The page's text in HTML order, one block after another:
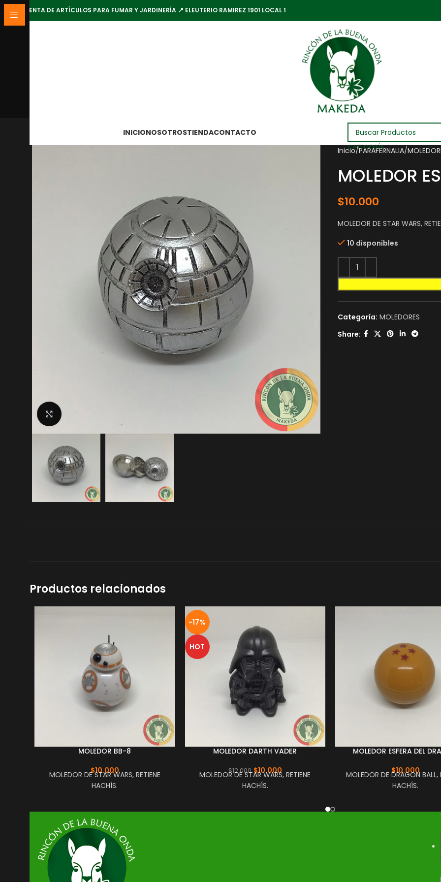
VENTA DE ARTÍCULOS PARA FUMAR Y JARDINERÍA 📍 ELEUTERIO RAMIREZ 1901 LOCAL 1
INICIONOSOTROSTIENDACONTACTO
CATEGORÍA
Inicio PARAFERNALIA
MOLEDOR
$10.000
MOLEDOR DE STAR WARS,
10 disponibles
Categoría: MOLEDORES
Share:
Productos relacionados
MOLEDOR BB-8
$10.000
MOLEDOR DE STAR WARS, RETIENE
HACHÍS.
-17%
HOT
MOLEDOR DARTH VADER
$12.000 $10.000
MOLEDOR DE STAR WARS, RETIENE
HACHÍS.
MOLEDOR ESFERA DEL
$10.000
MOLEDOR DE DRAGON BALL,
HACHÍS.